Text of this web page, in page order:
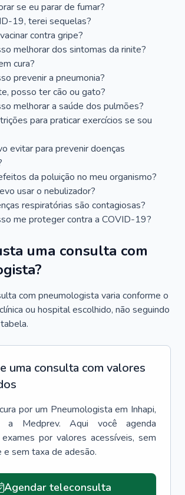
se eu parar de fumar?
19, terei sequelas?
contra gripe?
melhorar dos sintomas da rinite?
cura?
prevenir a pneumonia?
posso ter cão ou gato?
melhorar a saúde dos pulmões?
para praticar exercícios se sou
evitar para prevenir doenças
da poluição no meu organismo?
usar o nebulizador?
respiratórias são contagiosas?
me proteger contra a COVID-19?
uma consulta com
com pneumologista varia conforme o
ou hospital escolhido, não seguindo
uma consulta com valores
por um Pneumologista em Inhapi,
a Medprev. Aqui você agenda
por valores acessíveis, sem
e sem taxa de adesão.
Agendar teleconsulta